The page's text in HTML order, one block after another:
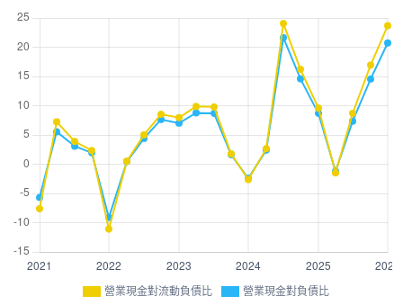
營業現金對流動負債比 營業現金對負債比